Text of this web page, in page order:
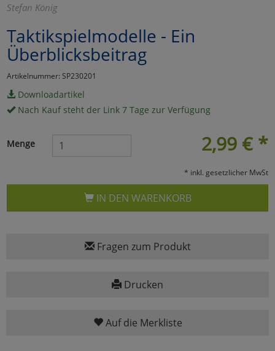
Stefan König
Taktikspielmodelle - Ein
Überblicksbeitrag
Artikelnummer: SP230201
Downloadartikel
Nach Kauf steht der Link 7 Tage zur Verfügung
2,99 € *
Menge
* inkl. gesetzlicher MwSt
IN DEN WARENKORB
Fragen zum Produkt
Drucken
Auf die Merkliste
Umfragetools
Alle Akzeptieren
zurück
zu Haupptseite